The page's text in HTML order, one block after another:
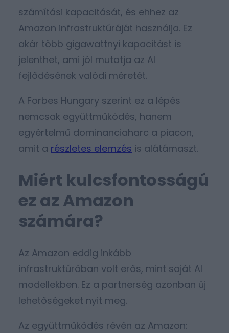
számítási kapacitását, és ehhez az
Amazon infrastruktúráját használja. Ez
akár több gigawattnyi kapacitást is
jelenthet, ami jól mutatja az AI
fejlődésének valódi méretét.
A Forbes Hungary szerint ez a lépés
nemcsak együttműködés, hanem
egyértelmű dominanciaharc a piacon,
amit a részletes elemzés is alátámaszt.
Miért kulcsfontosságú
ez az Amazon
számára?
Az Amazon eddig inkább
infrastruktúrában volt erős, mint saját AI
modellekben. Ez a partnerség azonban új
lehetőségeket nyit meg.
Az együttműködés révén az Amazon: